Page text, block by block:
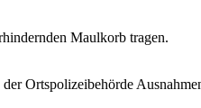
Maulkorb tragen.
Ortspolizeibehörde